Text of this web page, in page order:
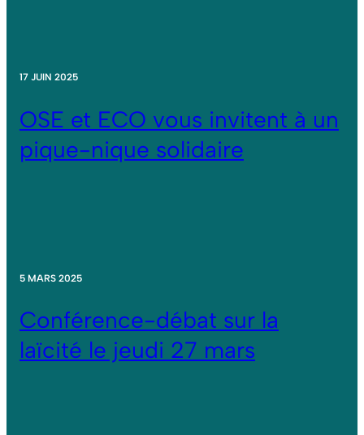
17 JUIN 2025
OSE et ECO vous invitent à un
pique-nique solidaire
5 MARS 2025
Conférence-débat sur la
laïcité le jeudi 27 mars